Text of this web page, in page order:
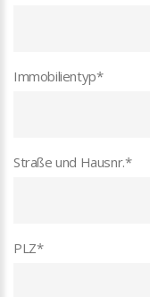
Immobilientyp*
Straße und Hausnr.*
PLZ*